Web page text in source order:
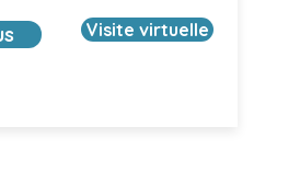
Visite virtuelle